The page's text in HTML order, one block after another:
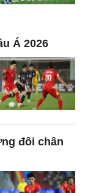
Á 2026
đôi chân